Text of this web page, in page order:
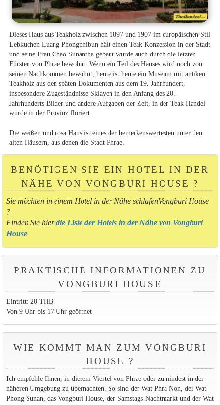
Dieses Haus aus Teakholz zwischen 1897 und 1907 im europäischen Stil
Lebkuchen Luang Phongphibun hält einen Teak Konzession in der Stadt
und seine Frau Chao Sunantha gebaut wurde auch durch die letzten
Fürsten von Phrae bewohnt. Wenn ein Teil des Hauses wird noch von
seinen Nachkommen bewohnt, heute ist heute ein Museum mit antiken
Teakholz aus den späten Dokumenten aus dem 19. Jahrhundert,
insbesondere Zugeständnisse Sklaven in den Anfang des 20.
Jahrhunderts Bilder und andere Aufgaben der Zeit, in der Teak Handel
wurde in der Provinz floriert.
Die weißen und rosa Haus ist eines der bemerkenswertesten unter den
alten Häusern, aus denen die Stadt Phrae.
BENÖTIGEN SIE EIN HOTEL IN DER
NÄHE VON VONGBURI HOUSE ?
Sie möchten in einem Hotel in der Nähe schlafenVongburi House
?
Finden Sie hierdie Liste der Hotels in der Nähe von Vongburi
House
PRAKTISCHE INFORMATIONEN ZU
VONGBURI HOUSE
Eintritt: 20 THB
Von 9 Uhr bis 17 Uhr geöffnet
WIE KOMMT MAN ZUM VONGBURI
HOUSE ?
Ich empfehle Ihnen, in diesem Viertel von Phrae oder zumindest in der
näheren Umgebung zu übernachten. So sind der Wat Phra Non, der Wat
Phong Sunan, das Vongburi House, der Samstags-Nachtmarkt und der Wat